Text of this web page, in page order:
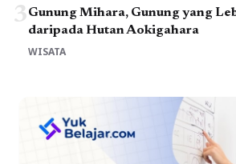
3Gunung Mihara, Gunung yang
daripada Hutan Aokigahara
WISATA